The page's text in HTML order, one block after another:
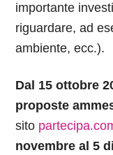
importante
riguardare, ad
ambiente, ecc.).
Dal 15 ottobre
proposte
sito
novembre al 5